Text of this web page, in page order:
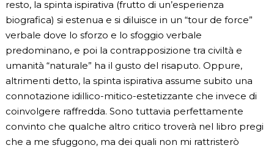
resto, la spinta ispirativa (frutto di un’esperienza
biografica) si estenua e si diluisce in un “tour de force”
verbale dove lo sforzo e lo sfoggio verbale
predominano, e poi la contrapposizione tra civiltà e
umanità “naturale” ha il gusto del risaputo. Oppure,
altrimenti detto, la spinta ispirativa assume subito una
connotazione idillico-mitico-estetizzante che invece di
coinvolgere raffredda. Sono tuttavia perfettamente
convinto che qualche altro critico troverà nel libro pregi
che a me sfuggono, ma dei quali non mi rattristerò